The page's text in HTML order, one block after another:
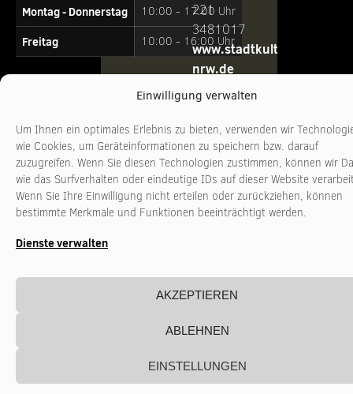
Einwilligung verwalten
Um Ihnen ein optimales Erlebnis zu bieten, verwenden wir
wie Cookies, um Geräteinformationen zu speichern bzw. darauf
zuzugreifen. Wenn Sie diesen Technologien zustimmen, können wir
wie das Surfverhalten oder eindeutige IDs auf dieser Website
Wenn Sie Ihre Einwilligung nicht erteilen oder zurückziehen, können
bestimmte Merkmale und Funktionen beeinträchtigt werden.
Dienste verwalten
AKZEPTIEREN
ABLEHNEN
EINSTELLUNGEN
Montag - Donnerstag
10:00 - 17:00 Uhr
Freitag 10:00 - 16:00 Uhr
221
3481017
www.stadtkultur-
nrw.de